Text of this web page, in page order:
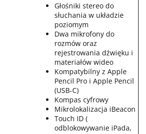
Głośniki stereo do
słuchania w układzie
poziomym
Dwa mikrofony do
rozmów oraz
rejestrowania dźwięku i
materiałów wideo
Kompatybilny z Apple
Pencil Pro i Apple Pencil
(USB-C)
Kompas cyfrowy
Mikrolokalizacja iBeacon
Touch ID (
odblokowywanie iPada,